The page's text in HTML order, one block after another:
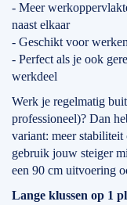
- Meer
naast elkaar
- Geschikt voor
- Perfect als je ook
werkdeel
Werk je regelmatig
professioneel)? Dan
variant: meer
gebruik jouw steiger
een 90 cm uitvoering
Lange klussen op 1